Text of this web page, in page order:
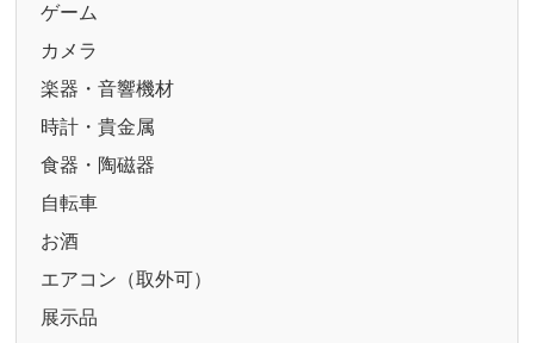
ゲーム
カメラ
楽器・音響機材
時計・貴金属
食器・陶磁器
自転車
お酒
エアコン（取外可）
展示品